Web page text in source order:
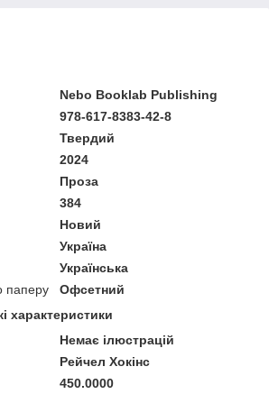
Nebo Booklab Publishing
978-617-8383-42-8
Твердий
2024
Проза
384
Новий
Україна
Українська
паперу
Офсетний
характеристики
Немає ілюстрацій
Рейчел Хокінс
450.0000